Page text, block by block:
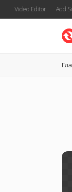
Video Editor Add